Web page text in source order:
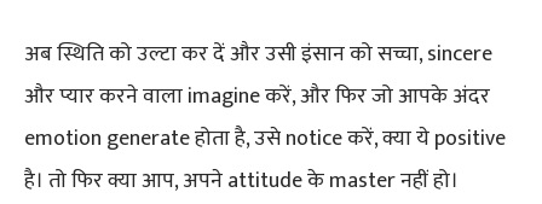
अब स्थिति को उल्टा कर दें और उसी इंसान को सच्चा, sincere
और प्यार करने वाला imagine करें, और फिर जो आपके अंदर
emotion generate होता है, उसे notice करें, क्या ये positive
है। तो फिर क्या आप, अपने attitude के master नहीं हो।